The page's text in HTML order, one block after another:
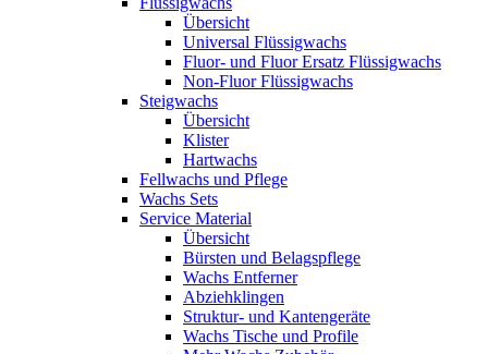
Übersicht
Universal Flüssigwachs
Fluor- und Fluor Ersatz Flüssigwachs
Non-Fluor Flüssigwachs
Steigwachs
Übersicht
Klister
Hartwachs
Fellwachs und Pflege
Wachs Sets
Service Material
Übersicht
Bürsten und Belagspflege
Wachs Entferner
Abziehklingen
Struktur- und Kantengeräte
Wachs Tische und Profile